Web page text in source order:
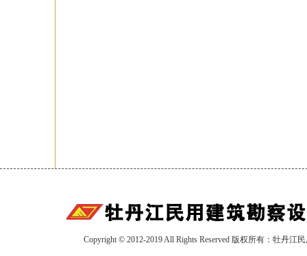
Copyright © 2012-2019 All Rights Reserved 版权所有：牡丹